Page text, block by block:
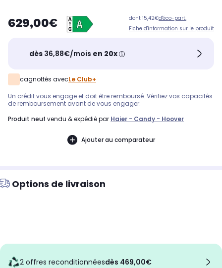
629,00€ dont 15,42€d'éco-part.
Fiche d'information sur le produit
dès 36,88€/mois en 20x
cagnottés avecLe Club+
Un crédit vous engage et doit être remboursé. Vérifiez vos capacités
de remboursement avant de vous engager.
produit neuf vendu & expédié par Haier - Candy - Hoover
Ajouter au comparateur
Options de livraison
2 offres reconditionnées dès 469,00€